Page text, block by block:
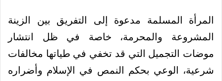
المرأة المسلمة مدعوة إلى التفريق بين الزينة
المشروعة والمحرمة، خاصة في ظل انتشار
موضات التجميل التي قد تخفي في طياتها مخالفات
شرعية، الوعي بحكم النمص في الإسلام وأضراره